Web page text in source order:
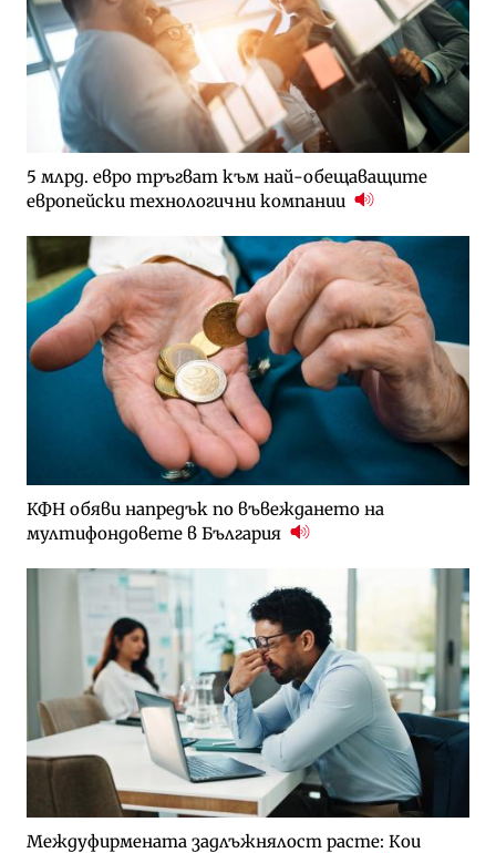
5 млрд. евро тръгват към най-обещаващите
европейски технологични компании
КФН обяви напредък по въвеждането на
мултифондовете в България
Междуфирмената задлъжнялост расте: Кои